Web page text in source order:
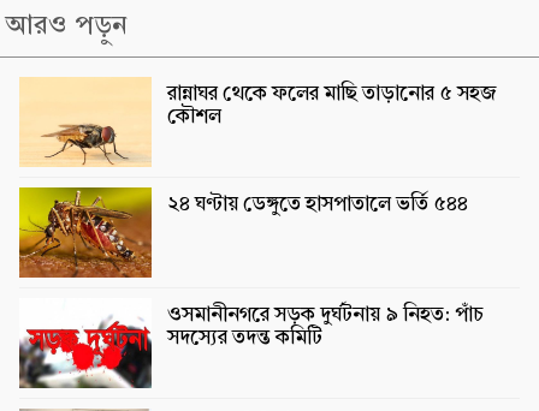
আরও পড়ুন
রান্নাঘর থেকে ফলের মাছি তাড়ানোর ৫ সহজ
কৌশল
২৪ ঘণ্টায় ডেঙ্গুতে হাসপাতালে ভর্তি ৫৪৪
ওসমানীনগরে সড়ক দুর্ঘটনায় ৯ নিহত: পাঁচ
সদস্যের তদন্ত কমিটি